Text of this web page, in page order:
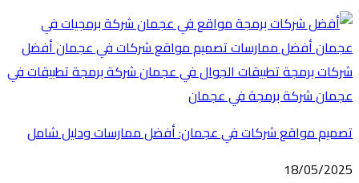
تصميم مواقع شركات في عجمان: أفضل ممارسات ودليل شامل
18/05/2025